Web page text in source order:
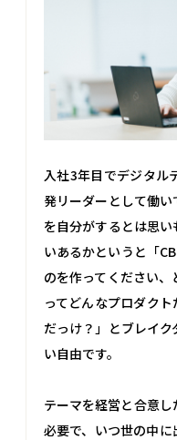
入社3年目でデジタル
発リーダーとして働
を自分がするとは思
いあるかというと「
のを作ってください
ってどんなプロダク
だっけ？」とブレイ
い自由です。
テーマを経営と合意
必要で、いつ世の中に